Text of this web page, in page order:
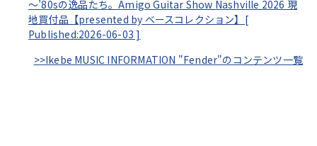
～’80sの逸品たち。Amigo Guitar Show Nashville 2026 現
地買付品【presented by ベースコレクション】[
Published:2026-06-03 ]
>>Ikebe MUSIC INFORMATION "Fender"のコンテンツ一覧